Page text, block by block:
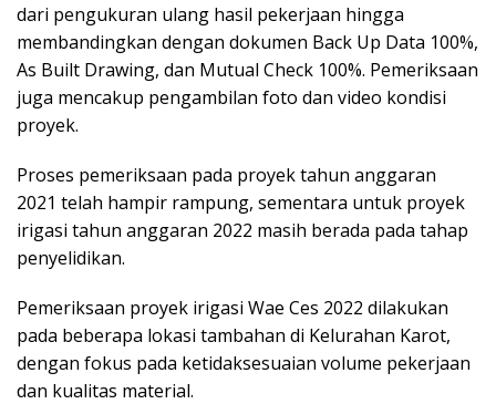
dari pengukuran ulang hasil pekerjaan hingga
membandingkan dengan dokumen Back Up Data 100%,
As Built Drawing, dan Mutual Check 100%. Pemeriksaan
juga mencakup pengambilan foto dan video kondisi
proyek.
Proses pemeriksaan pada proyek tahun anggaran
2021 telah hampir rampung, sementara untuk proyek
irigasi tahun anggaran 2022 masih berada pada tahap
penyelidikan.
Pemeriksaan proyek irigasi Wae Ces 2022 dilakukan
pada beberapa lokasi tambahan di Kelurahan Karot,
dengan fokus pada ketidaksesuaian volume pekerjaan
dan kualitas material.